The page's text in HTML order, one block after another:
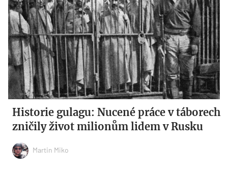
Historie gulagu: Nucené práce v táborech
zničily život milionům lidem v Rusku
Martin Miko